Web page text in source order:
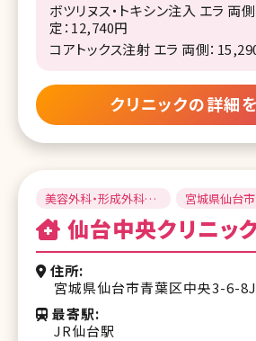
ボツリヌス・トキシン注入 エラ 両
定：12,740円
コアトックス注射 エラ 両側：
クリニックの詳細
美容外科・形成外科・
皮膚科・婦人科・泌尿
器科
宮城県仙台
仙台中央クリニッ
住所
宮城県仙台市青葉区中央3-6-
最寄駅
JR仙台駅